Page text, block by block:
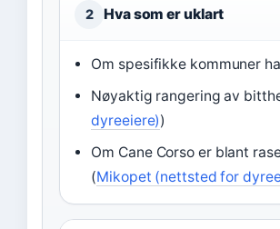
2 Hva som er uklart
Om spesifikke kommuner
Nøyaktig rangering av
dyreeiere))
Om Cane Corso er blant
(Mikopet (nettsted for